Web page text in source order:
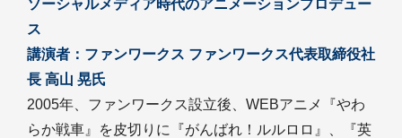
ソーシャルメディア時代のアニメーションプロデュー
ス
講演者：ファンワークス ファンワークス代表取締役社
長 高山 晃氏
2005年、ファンワークス設立後、WEBアニメ『やわ
らか戦車』を皮切りに『がんばれ！ルルロロ』、『英